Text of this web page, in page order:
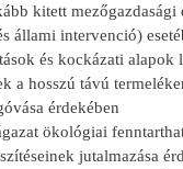
kitett mezőgazdasági
állami intervenció)
és kockázati alapok
a hosszú távú
érdekében
ökológiai
jutalmazása